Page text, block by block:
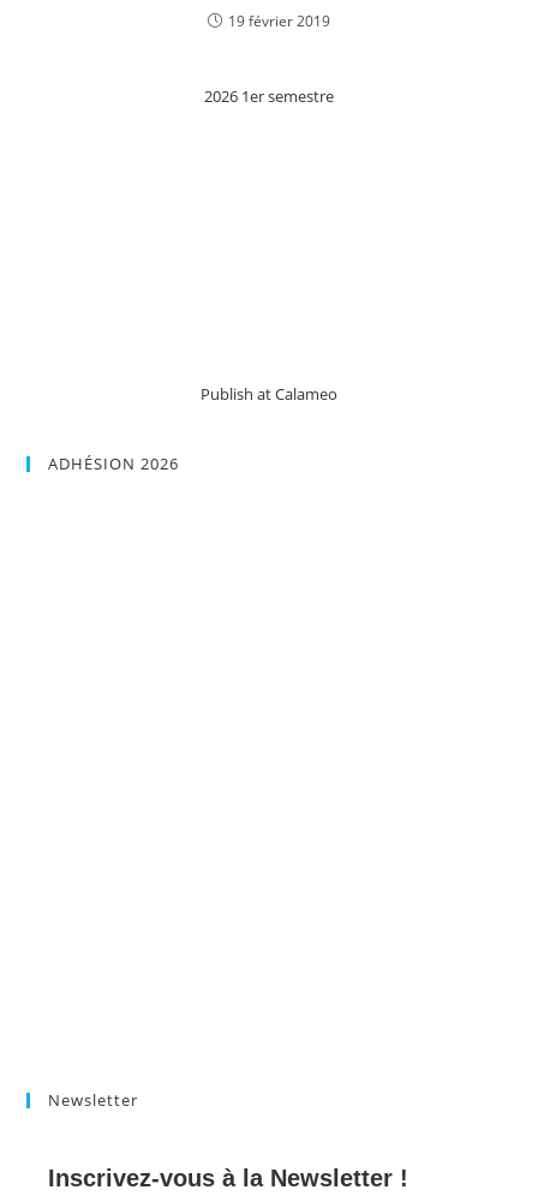
19 février 2019
2026 1er semestre
Publish at Calameo
ADHÉSION 2026
Newsletter
Inscrivez-vous à la Newsletter !